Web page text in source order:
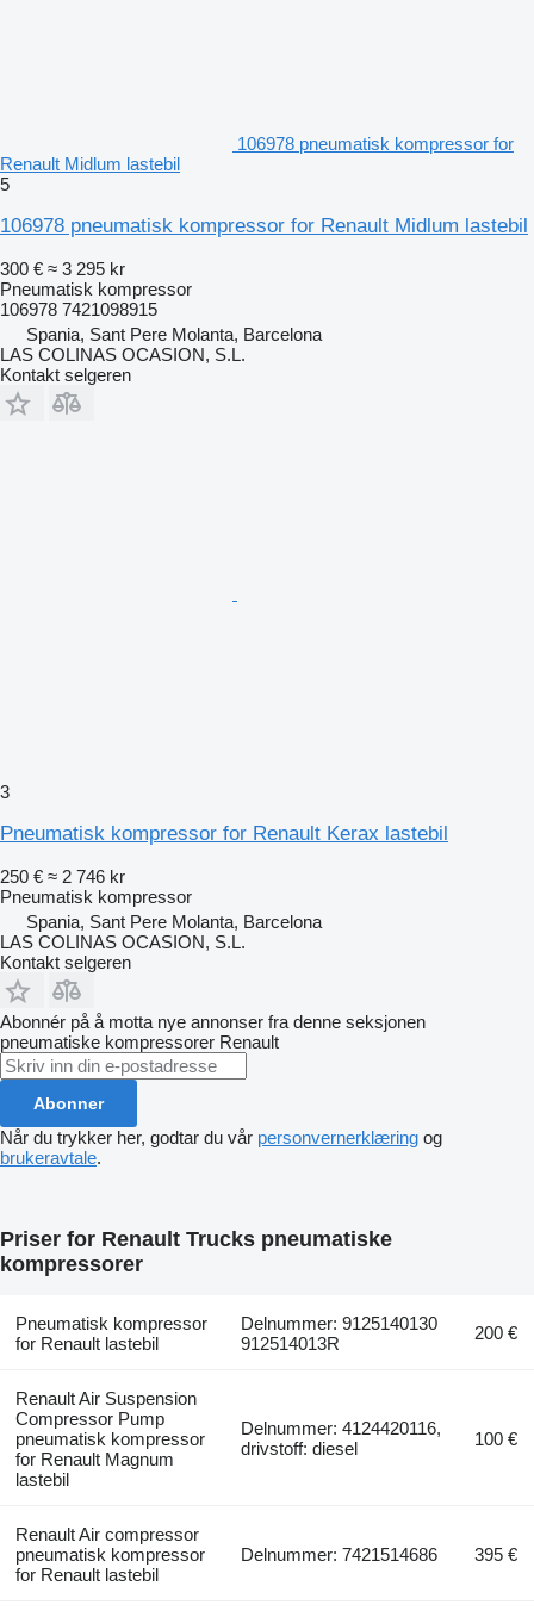
106978 pneumatisk kompressor for
Renault Midlum lastebil
5
106978 pneumatisk kompressor for Renault Midlum lastebil
300 € ≈ 3 295 kr
Pneumatisk kompressor
106978 7421098915
Spania, Sant Pere Molanta, Barcelona
LAS COLINAS OCASION, S.L.
Kontakt selgeren
3
Pneumatisk kompressor for Renault Kerax lastebil
250 € ≈ 2 746 kr
Pneumatisk kompressor
Spania, Sant Pere Molanta, Barcelona
LAS COLINAS OCASION, S.L.
Kontakt selgeren
Abonnér på å motta nye annonser fra denne seksjonen
pneumatiske kompressorer Renault
Abonner
Når du trykker her, godtar du vår personvernerklæring og
brukeravtale.
Priser for Renault Trucks pneumatiske
kompressorer
Pneumatisk kompressor
for Renault lastebil
Delnummer: 9125140130
912514013R
200 €
Renault Air Suspension
Compressor Pump
pneumatisk kompressor
for Renault Magnum
lastebil
Delnummer: 4124420116,
drivstoff: diesel
100 €
Renault Air compressor
pneumatisk kompressor
for Renault lastebil
Delnummer: 7421514686 395 €